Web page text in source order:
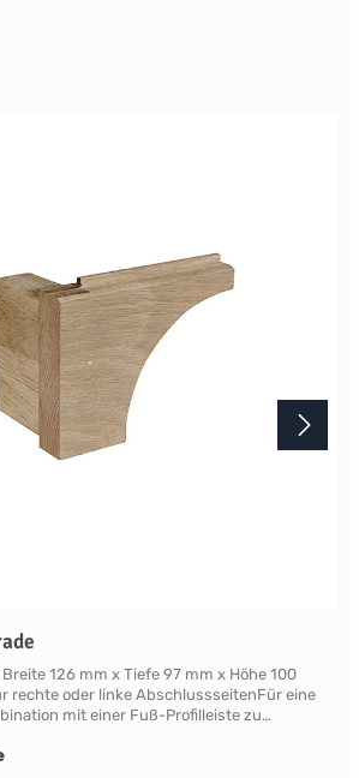
126 mm x Tiefe 97 mm x Höhe 100
rechte oder linke AbschlussseitenFür eine
mit einer Fuß-Profilleiste zu
Kollektionensowie über ein Dutzend